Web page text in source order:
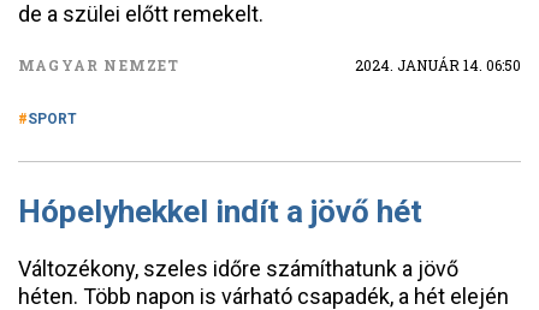
de a szülei előtt remekelt.
MAGYAR NEMZET 2024. JANUÁR 14. 06:50
SPORT
Hópelyhekkel indít a jövő hét
Változékony, szeles időre számíthatunk a jövő
héten. Több napon is várható csapadék, a hét elején